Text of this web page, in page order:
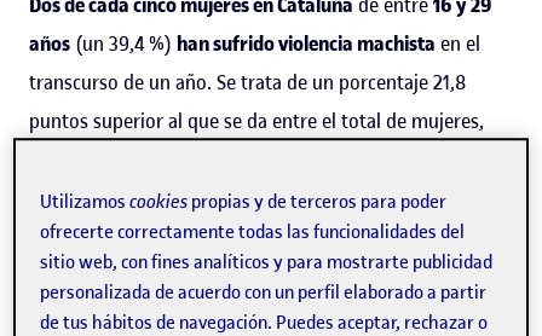
años (un 39,4 %) han sufrido violencia machista en el
transcurso de un año. Se trata de un porcentaje 21,8
puntos superior al que se da entre el total de mujeres,
grandes víctimas de la violencia. Los datos corresponden
a una encuesta sobre violencia machista llevada a cabo
en Cataluña y es la primera vez que se estudian desde
una perspectiva de la juventud. En este análisis han
Utilizamoscookies propias y de terceros para poder
ofrecerte correctamente todas las funcionalidades del
sitio web, con fines analíticos y para mostrarte publicidad
personalizada de acuerdo con un perfil elaborado a partir
de tus hábitos de navegación. Puedes aceptar, rechazar o